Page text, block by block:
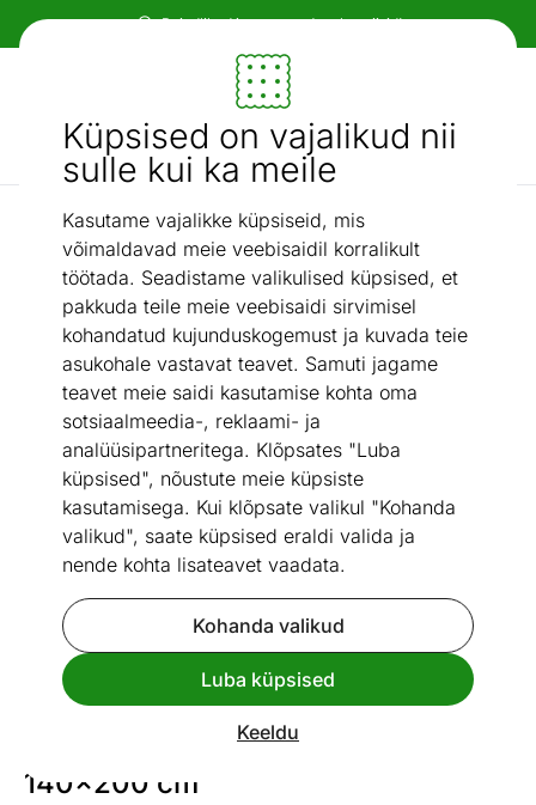
Küpsised on vajalikud nii
sulle kui ka meile
Kasutame vajalikke küpsiseid, mis
võimaldavad meie veebisaidil korralikult
töötada. Seadistame valikulised küpsised, et
pakkuda teile meie veebisaidi sirvimisel
kohandatud kujunduskogemust ja kuvada teie
asukohale vastavat teavet. Samuti jagame
teavet meie saidi kasutamise kohta oma
sotsiaalmeedia-, reklaami- ja
analüüsipartneritega. Klõpsates "Luba
küpsised", nõustute meie küpsiste
kasutamisega. Kui klõpsate valikul "Kohanda
valikud", saate küpsised eraldi valida ja
nende kohta lisateavet vaadata.
Kohanda valikud
Luba küpsised
Keeldu
Paindlikud ja mugavad makseviisid!
Mööbel ja sisustus - ON24
Otsi...
AI otsing
Kontinentaalvoodid Kontinentaalvoodi Texas 140x200 cm
1 / 13
Vaata sarnaseid
140x200 cm